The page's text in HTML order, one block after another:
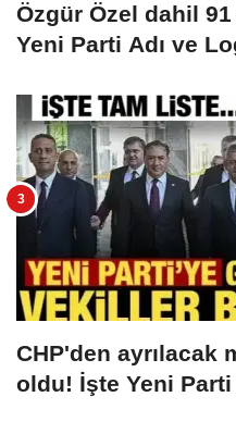
Özgür Özel dahil
Yeni Parti Adı ve
CHP'den ayrılacak
oldu! İşte Yeni